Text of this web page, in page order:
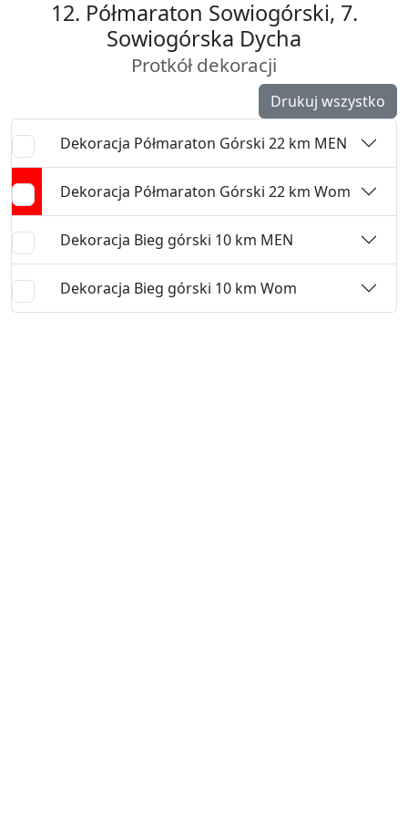
12. Półmaraton Sowiogórski, 7.
Sowiogórska Dycha
Protkół dekoracji
Drukuj wszystko
Dekoracja Półmaraton Górski 22 km MEN
Dekoracja Półmaraton Górski 22 km Wom
Dekoracja Bieg górski 10 km MEN
Dekoracja Bieg górski 10 km Wom